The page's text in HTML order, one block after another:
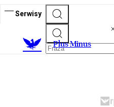
Serwisy
Plus Minus